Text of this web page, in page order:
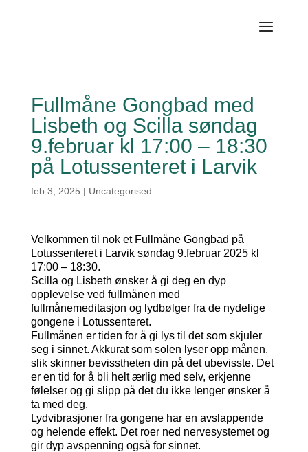
Fullmåne Gongbad med
Lisbeth og Scilla søndag
9.februar kl 17:00 – 18:30
på Lotussenteret i Larvik
feb 3, 2025 | Uncategorised
Velkommen til nok et Fullmåne Gongbad på
Lotussenteret i Larvik søndag 9.februar 2025 kl
17:00 – 18:30.
Scilla og Lisbeth ønsker å gi deg en dyp
opplevelse ved fullmånen med
fullmånemeditasjon og lydbølger fra de nydelige
gongene i Lotussenteret.
Fullmånen er tiden for å gi lys til det som skjuler
seg i sinnet. Akkurat som solen lyser opp månen,
slik skinner bevisstheten din på det ubevisste. Det
er en tid for å bli helt ærlig med selv, erkjenne
følelser og gi slipp på det du ikke lenger ønsker å
ta med deg.
Lydvibrasjoner fra gongene har en avslappende
og helende effekt. Det roer ned nervesystemet og
gir dyp avspenning også for sinnet.